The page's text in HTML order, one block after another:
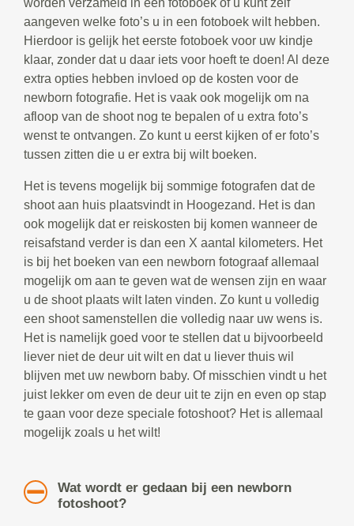
worden verzameld in een fotoboek of u kunt zelf
aangeven welke foto’s u in een fotoboek wilt hebben.
Hierdoor is gelijk het eerste fotoboek voor uw kindje
klaar, zonder dat u daar iets voor hoeft te doen! Al deze
extra opties hebben invloed op de kosten voor de
newborn fotografie. Het is vaak ook mogelijk om na
afloop van de shoot nog te bepalen of u extra foto’s
wenst te ontvangen. Zo kunt u eerst kijken of er foto’s
tussen zitten die u er extra bij wilt boeken.
Het is tevens mogelijk bij sommige fotografen dat de
shoot aan huis plaatsvindt in Hoogezand. Het is dan
ook mogelijk dat er reiskosten bij komen wanneer de
reisafstand verder is dan een X aantal kilometers. Het
is bij het boeken van een newborn fotograaf allemaal
mogelijk om aan te geven wat de wensen zijn en waar
u de shoot plaats wilt laten vinden. Zo kunt u volledig
een shoot samenstellen die volledig naar uw wens is.
Het is namelijk goed voor te stellen dat u bijvoorbeeld
liever niet de deur uit wilt en dat u liever thuis wil
blijven met uw newborn baby. Of misschien vindt u het
juist lekker om even de deur uit te zijn en even op stap
te gaan voor deze speciale fotoshoot? Het is allemaal
mogelijk zoals u het wilt!
Wat wordt er gedaan bij een newborn
fotoshoot?